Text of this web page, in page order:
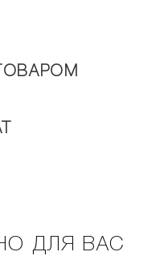
ДЛЯ ВАС